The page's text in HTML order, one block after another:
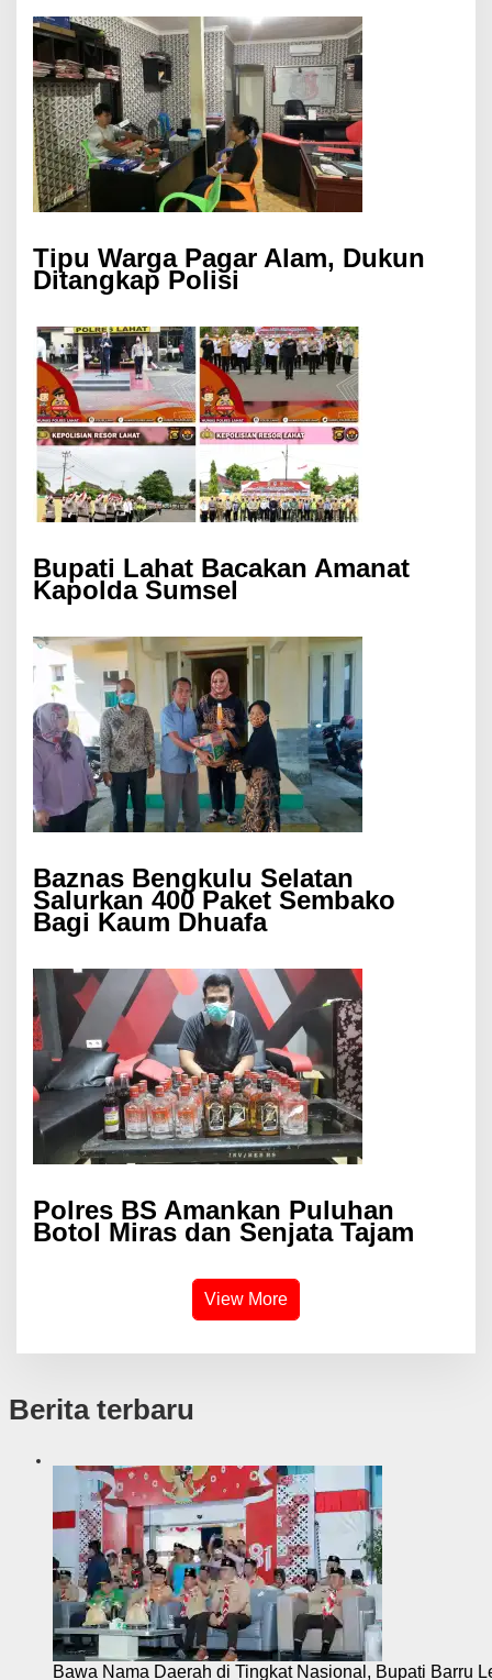
Tipu Warga Pagar Alam, Dukun
Ditangkap Polisi
Bupati Lahat Bacakan Amanat
Kapolda Sumsel
Baznas Bengkulu Selatan
Salurkan 400 Paket Sembako
Bagi Kaum Dhuafa
Polres BS Amankan Puluhan
Botol Miras dan Senjata Tajam
View More
Berita terbaru
Bawa Nama Daerah di Tingkat Nasional, Bupati Barru